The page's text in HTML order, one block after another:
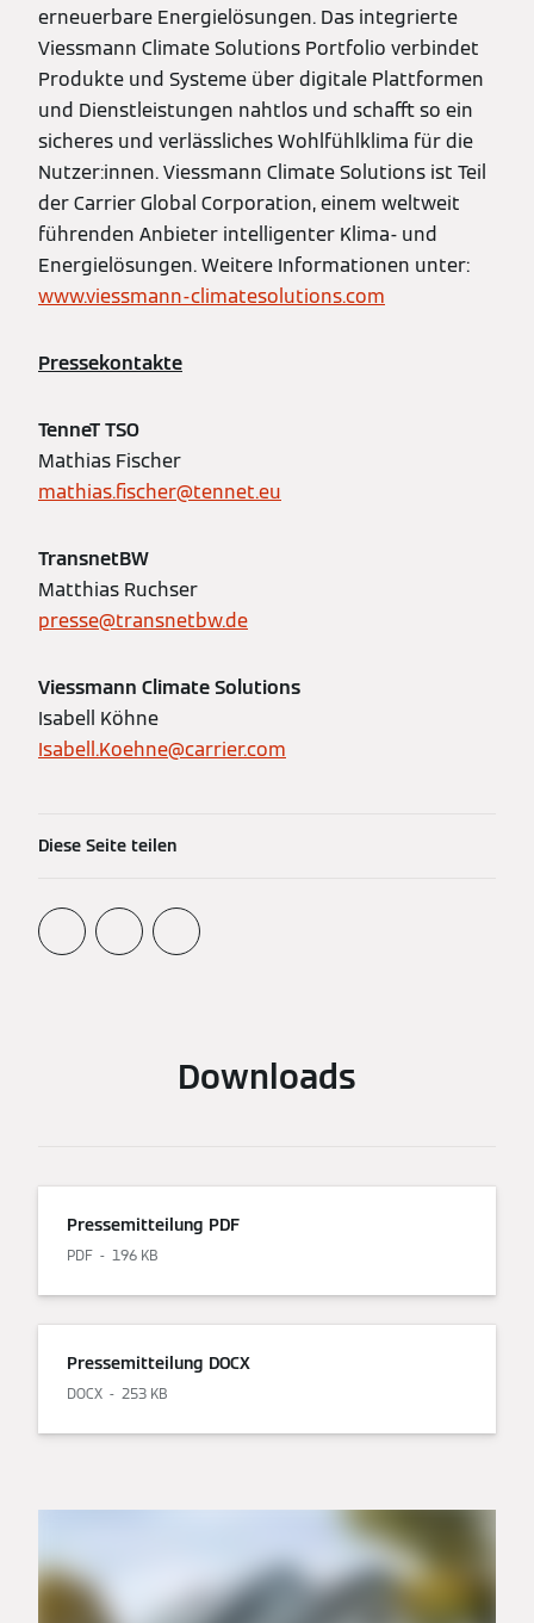
erneuerbare Energielösungen. Das integrierte
Viessmann Climate Solutions Portfolio verbindet
Produkte und Systeme über digitale Plattformen
und Dienstleistungen nahtlos und schafft so ein
sicheres und verlässliches Wohlfühlklima für die
Nutzer:innen. Viessmann Climate Solutions ist Teil
der Carrier Global Corporation, einem weltweit
führenden Anbieter intelligenter Klima- und
Energielösungen. Weitere Informationen unter:
www.viessmann-climatesolutions.com
Pressekontakte
TenneT TSO
Mathias Fischer
mathias.fischer@tennet.eu
TransnetBW
Matthias Ruchser
presse@transnetbw.de
Viessmann Climate Solutions
Isabell Köhne
Isabell.Koehne@carrier.com
Diese Seite teilen
Downloads
Pressemitteilung PDF
PDF 196 KB
Pressemitteilung DOCX
DOCX 253 KB